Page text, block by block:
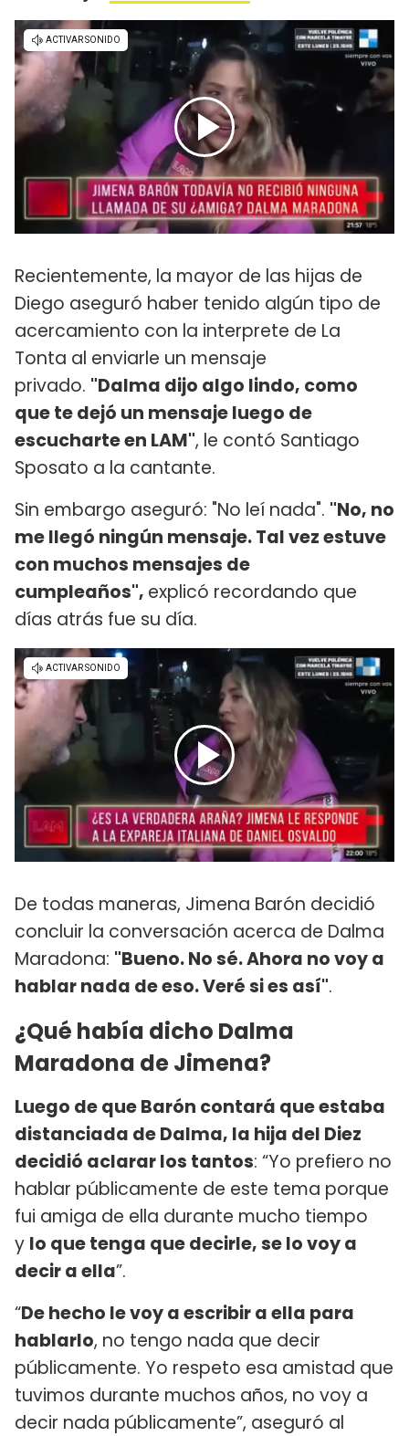
Recientemente, la mayor de las hijas de
Diego aseguró haber tenido algún tipo de
acercamiento con la interprete de La
Tonta al enviarle un mensaje
privado. "Dalma dijo algo lindo, como
que te dejó un mensaje luego de
escucharte en LAM", le contó Santiago
Sposato a la cantante.
Sin embargo aseguró: "No leí nada". "No, no
me llegó ningún mensaje. Tal vez estuve
con muchos mensajes de
cumpleaños", explicó recordando que
días atrás fue su día.
De todas maneras, Jimena Barón decidió
concluir la conversación acerca de Dalma
Maradona: "Bueno. No sé. Ahora no voy a
hablar nada de eso. Veré si es así".
¿Qué había dicho Dalma
Maradona de Jimena?
Luego de que Barón contará que estaba
distanciada de Dalma, la hija del Diez
decidió aclarar los tantos: “Yo prefiero no
hablar públicamente de este tema porque
fui amiga de ella durante mucho tiempo
y lo que tenga que decirle, se lo voy a
decir a ella”.
“De hecho le voy a escribir a ella para
hablarlo, no tengo nada que decir
públicamente. Yo respeto esa amistad que
tuvimos durante muchos años, no voy a
decir nada públicamente”, aseguró al